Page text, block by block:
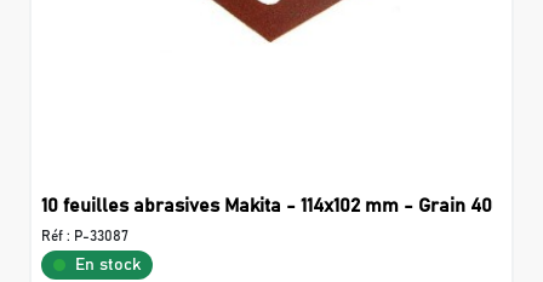
10 feuilles abrasives Makita - 114x102 mm - Grain 40
Réf : P-33087
En stock